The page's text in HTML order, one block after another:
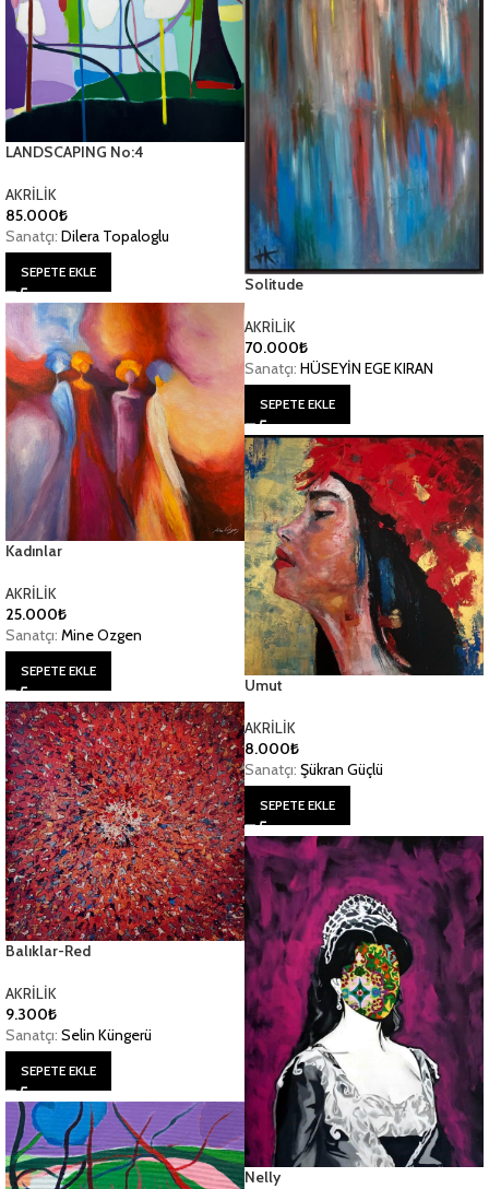
Solitude
AKRİLİK
70.000₺
Sanatçı: HÜSEYİN EGE KIRAN
SEPETE EKLE
LANDSCAPING No:4
AKRİLİK
85.000₺
Sanatçı: Dilera Topaloglu
SEPETE EKLE
Kadınlar
AKRİLİK
25.000₺
Sanatçı: Mine Ozgen
SEPETE EKLE
Umut
AKRİLİK
8.000₺
Sanatçı: Şükran Güçlü
SEPETE EKLE
Balıklar-Red
AKRİLİK
9.300₺
Sanatçı: Selin Küngerü
SEPETE EKLE
Nelly